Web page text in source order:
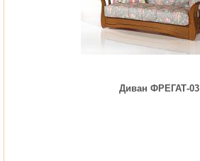
Диван ФРЕГАТ-03